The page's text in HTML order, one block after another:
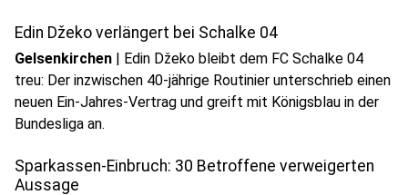
Edin Džeko verlängert bei Schalke 04
Gelsenkirchen | Edin Džeko bleibt dem FC Schalke 04
treu: Der inzwischen 40-jährige Routinier unterschrieb einen
neuen Ein-Jahres-Vertrag und greift mit Königsblau in der
Bundesliga an.
Sparkassen-Einbruch: 30 Betroffene verweigerten
Aussage